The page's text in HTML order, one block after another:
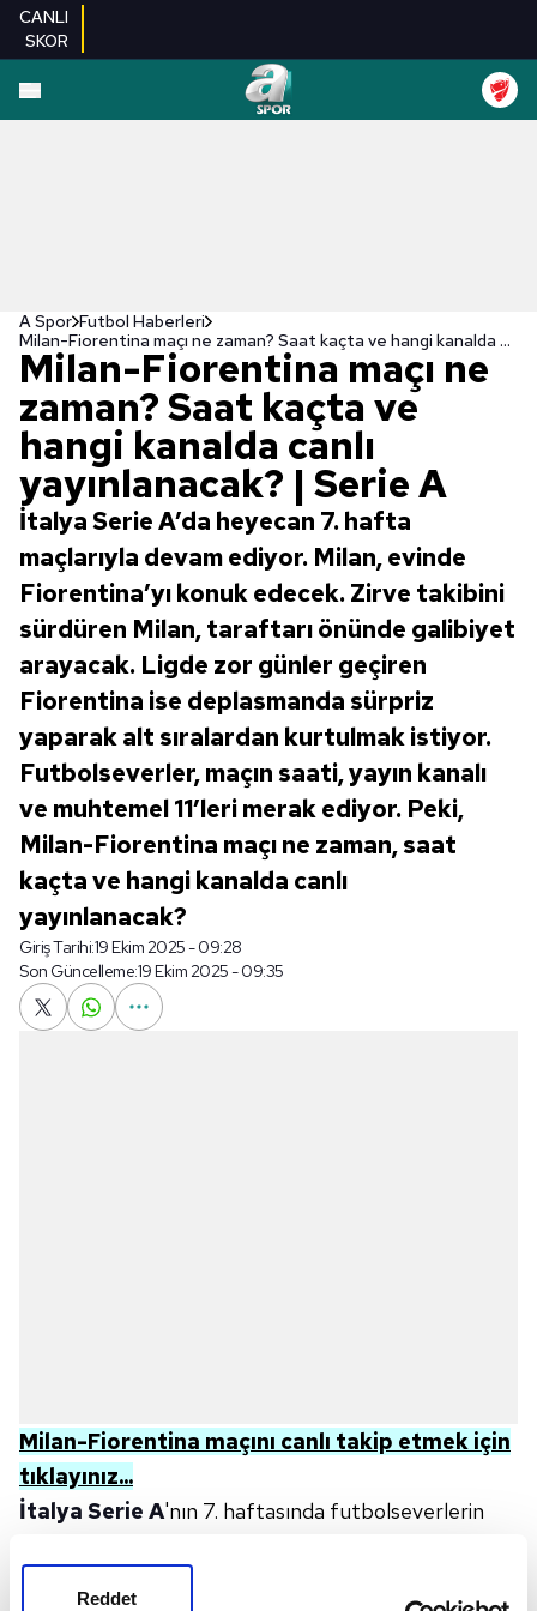
Reddet
CANLI
SKOR
A Spor Futbol Haberleri
Milan-Fiorentina maçı ne zaman? Saat kaçta ve hangi kanalda canlı yayınlanacak? | Serie A
Milan-Fiorentina maçı ne
zaman? Saat kaçta ve
hangi kanalda canlı
yayınlanacak? | Serie A
İtalya Serie A’da heyecan 7. hafta
maçlarıyla devam ediyor. Milan, evinde
Fiorentina’yı konuk edecek. Zirve takibini
sürdüren Milan, taraftarı önünde galibiyet
arayacak. Ligde zor günler geçiren
Fiorentina ise deplasmanda sürpriz
yaparak alt sıralardan kurtulmak istiyor.
Futbolseverler, maçın saati, yayın kanalı
ve muhtemel 11’leri merak ediyor. Peki,
Milan-Fiorentina maçı ne zaman, saat
kaçta ve hangi kanalda canlı
yayınlanacak?
Giriş Tarihi:19 Ekim 2025 - 09:28
Son Güncelleme:19 Ekim 2025 - 09:35
Milan-Fiorentina maçını canlı takip etmek için
tıklayınız...
İtalya Serie A'nın 7. haftasında futbolseverlerin